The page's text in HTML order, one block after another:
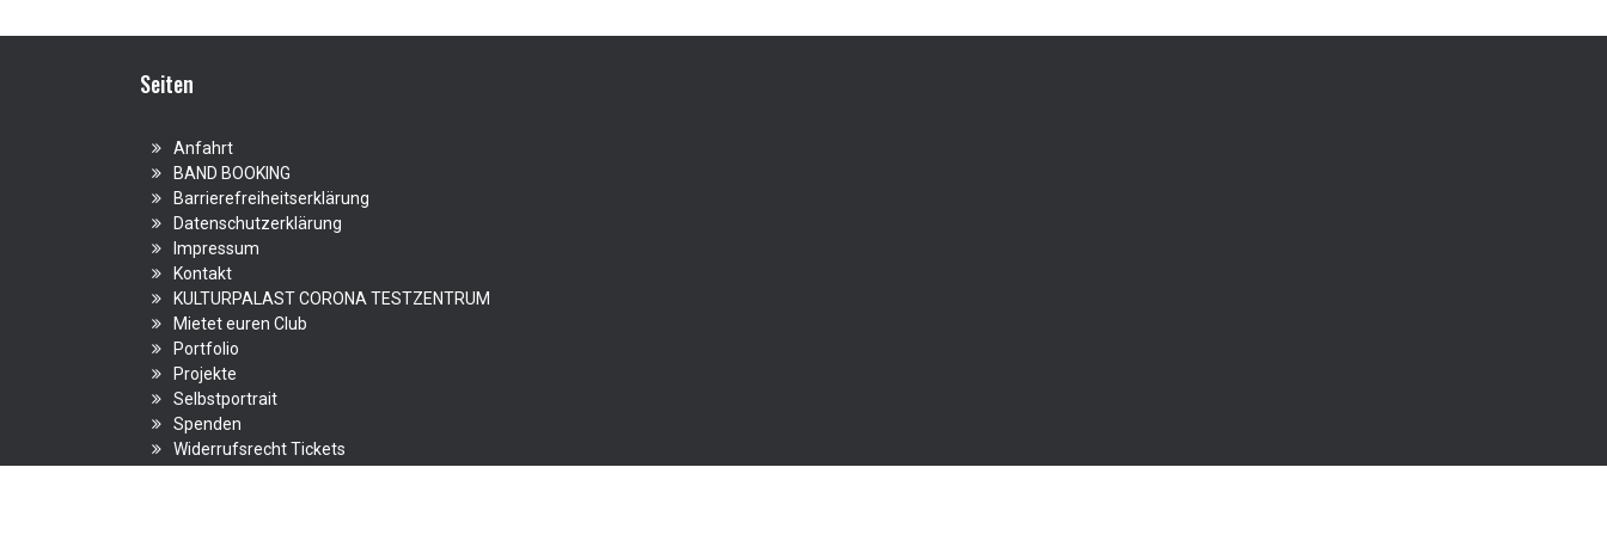
Seiten
Anfahrt
BAND BOOKING
Barrierefreiheitserklärung
Datenschutzerklärung
Impressum
Kontakt
KULTURPALAST CORONA TESTZENTRUM
Mietet euren Club
Portfolio
Projekte
Selbstportrait
Spenden
Widerrufsrecht Tickets